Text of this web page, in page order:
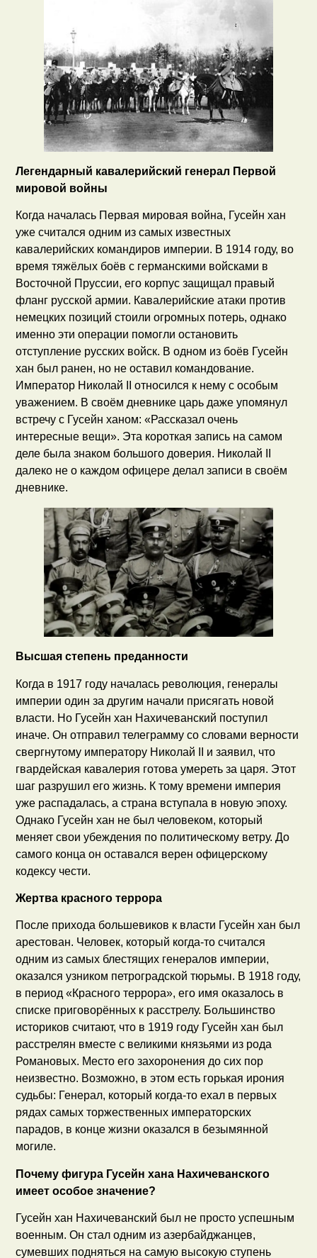
Легендарный кавалерийский генерал Первой
мировой войны
Когда началась Первая мировая война, Гусейн хан
уже считался одним из самых известных
кавалерийских командиров империи. В 1914 году, во
время тяжёлых боёв с германскими войсками в
Восточной Пруссии, его корпус защищал правый
фланг русской армии. Кавалерийские атаки против
немецких позиций стоили огромных потерь, однако
именно эти операции помогли остановить
отступление русских войск. В одном из боёв Гусейн
хан был ранен, но не оставил командование.
Император Николай II относился к нему с особым
уважением. В своём дневнике царь даже упомянул
встречу с Гусейн ханом: «Рассказал очень
интересные вещи». Эта короткая запись на самом
деле была знаком большого доверия. Николай II
далеко не о каждом офицере делал записи в своём
дневнике.
Высшая степень преданности
Когда в 1917 году началась революция, генералы
империи один за другим начали присягать новой
власти. Но Гусейн хан Нахичеванский поступил
иначе. Он отправил телеграмму со словами верности
свергнутому императору Николай II и заявил, что
гвардейская кавалерия готова умереть за царя. Этот
шаг разрушил его жизнь. К тому времени империя
уже распадалась, а страна вступала в новую эпоху.
Однако Гусейн хан не был человеком, который
меняет свои убеждения по политическому ветру. До
самого конца он оставался верен офицерскому
кодексу чести.
Жертва красного террора
После прихода большевиков к власти Гусейн хан был
арестован. Человек, который когда-то считался
одним из самых блестящих генералов империи,
оказался узником петроградской тюрьмы. В 1918 году,
в период «Красного террора», его имя оказалось в
списке приговорённых к расстрелу. Большинство
историков считают, что в 1919 году Гусейн хан был
расстрелян вместе с великими князьями из рода
Романовых. Место его захоронения до сих пор
неизвестно. Возможно, в этом есть горькая ирония
судьбы: Генерал, который когда-то ехал в первых
рядах самых торжественных императорских
парадов, в конце жизни оказался в безымянной
могиле.
Почему фигура Гусейн хана Нахичеванского
имеет особое значение?
Гусейн хан Нахичеванский был не просто успешным
военным. Он стал одним из азербайджанцев,
сумевших подняться на самую высокую ступень